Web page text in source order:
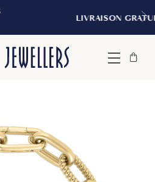
LIVRAISON GRATUITE À PARTIR DE
Menu
Sac
Fermer